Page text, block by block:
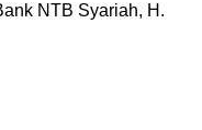
NTB Syariah, H.